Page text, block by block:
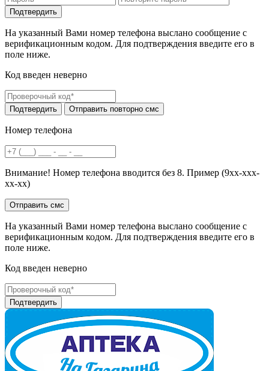
На указанный Вами номер телефона выслано сообщение с
верификационным кодом. Для подтверждения введите его в
поле ниже.
Код введен неверно
Номер телефона
Внимание! Номер телефона вводится без 8. Пример (9хх-ххх-
хх-хх)
На указанный Вами номер телефона выслано сообщение с
верификационным кодом. Для подтверждения введите его в
поле ниже.
Код введен неверно